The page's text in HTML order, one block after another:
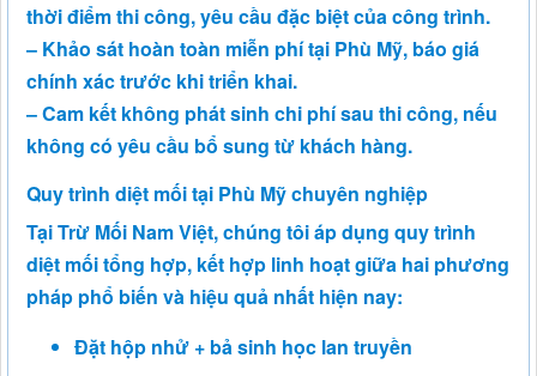
thời điểm thi công, yêu cầu đặc biệt của công trình.
– Khảo sát hoàn toàn miễn phí tại Phù Mỹ, báo giá
chính xác trước khi triển khai.
– Cam kết không phát sinh chi phí sau thi công, nếu
không có yêu cầu bổ sung từ khách hàng.
Quy trình diệt mối tại Phù Mỹ chuyên nghiệp
Tại Trừ Mối Nam Việt, chúng tôi áp dụng quy trình
diệt mối tổng hợp, kết hợp linh hoạt giữa hai phương
pháp phổ biến và hiệu quả nhất hiện nay:
Đặt hộp nhử + bả sinh học lan truyền